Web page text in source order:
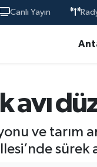
Canlı Yayın
avı
ve tarım
sürek